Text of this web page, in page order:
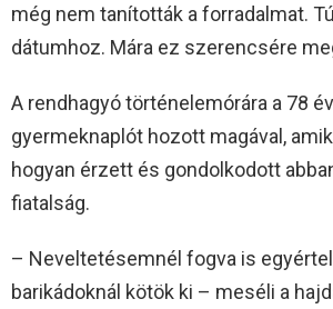
még nem tanították a forradalmat.
dátumhoz. Mára ez szerencsére
A rendhagyó történelemórára a 78
gyermeknaplót hozott magával,
hogyan érzett és gondolkodott
fiatalság.
– Neveltetésemnél fogva is
barikádoknál kötök ki – meséli a